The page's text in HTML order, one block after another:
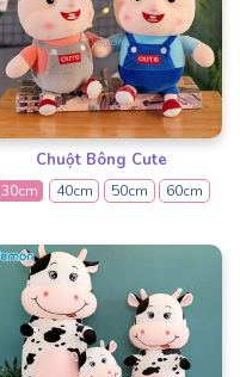
Chuột Bông Cute
30cm 40cm 50cm 60cm